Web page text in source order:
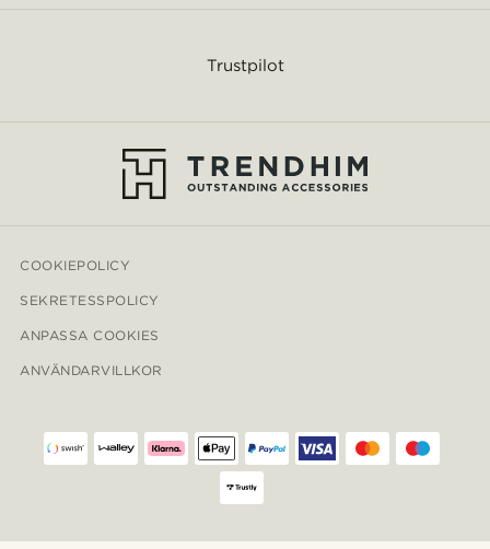
Trustpilot
COOKIEPOLICY
SEKRETESSPOLICY
ANPASSA COOKIES
ANVÄNDARVILLKOR